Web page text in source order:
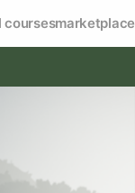
coursesmarketplace